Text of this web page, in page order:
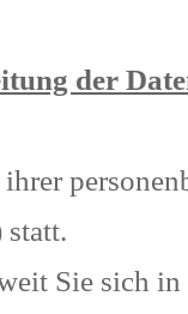
der
Sie sich